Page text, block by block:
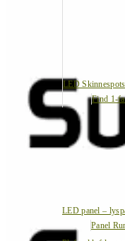
LED
Find 1-
LED panel –
Panel